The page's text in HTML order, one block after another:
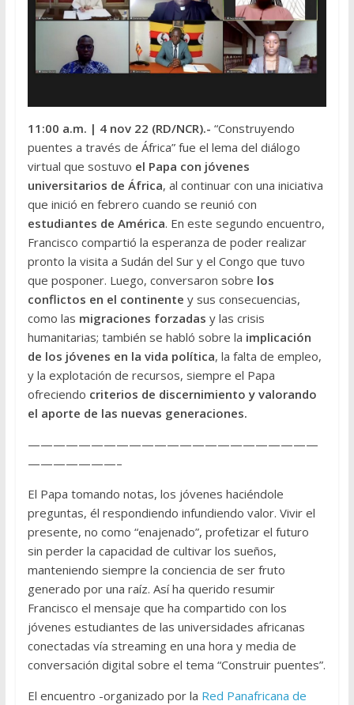
11:00 a.m. | 4 nov 22 (RD/NCR).- “Construyendo
puentes a través de África” fue el lema del diálogo
virtual que sostuvo el Papa con jóvenes
universitarios de África, al continuar con una iniciativa
que inició en febrero cuando se reunió con
estudiantes de América. En este segundo encuentro,
Francisco compartió la esperanza de poder realizar
pronto la visita a Sudán del Sur y el Congo que tuvo
que posponer. Luego, conversaron sobre los
conflictos en el continente y sus consecuencias,
como las migraciones forzadas y las crisis
humanitarias; también se habló sobre la implicación
de los jóvenes en la vida política, la falta de empleo,
y la explotación de recursos, siempre el Papa
ofreciendo criterios de discernimiento y valorando
el aporte de las nuevas generaciones.
———————————————————————
———————–
El Papa tomando notas, los jóvenes haciéndole
preguntas, él respondiendo infundiendo valor. Vivir el
presente, no como “enajenado”, profetizar el futuro
sin perder la capacidad de cultivar los sueños,
manteniendo siempre la conciencia de ser fruto
generado por una raíz. Así ha querido resumir
Francisco el mensaje que ha compartido con los
jóvenes estudiantes de las universidades africanas
conectadas vía streaming en una hora y media de
conversación digital sobre el tema “Construir puentes”.
El encuentro -organizado por la Red Panafricana de